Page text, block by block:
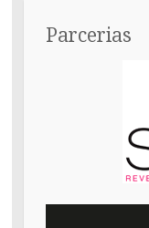
Parcerias